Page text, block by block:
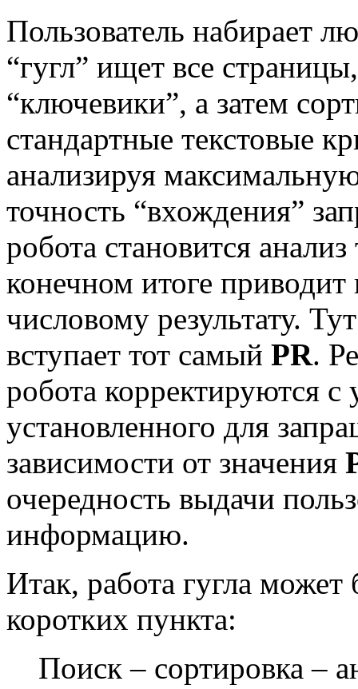
Пользователь набирает
“гугл” ищет все
“ключевики”, а затем
стандартные текстовые
анализируя
точность “вхождения”
робота становится
конечном итоге
числовому результату.
вступает тот самый PR.
робота корректируются с
установленного для
зависимости от значения
очередность выдачи
информацию.
Итак, работа гугла может
коротких пункта:
Поиск – сортировка –